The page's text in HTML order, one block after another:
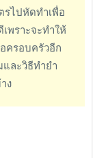
รไปหัดทำเพื่อ
พราะจะทำให้
ครอบครัวอีก
ละวิธีทำยำ
ง